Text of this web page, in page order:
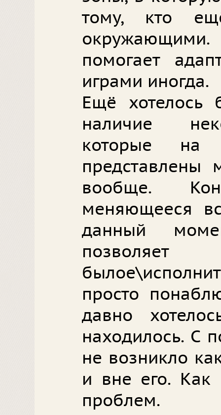
тому, кто
окружающими.
помогает
играми иногда.
Ещё хотелось
наличие
которые на
представлены
вообще.
меняющееся
данный
просто
давно
находилось. С
не возникло
и вне его.
проблем.